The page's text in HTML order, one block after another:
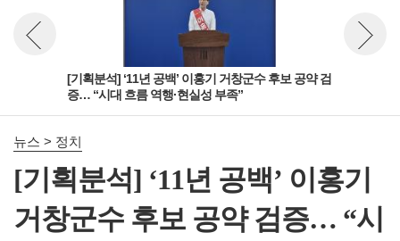
[기획분석] ‘11년 공백’ 이홍기 거창군수 후보 공약 검
증… “시대 흐름 역행·현실성 부족”
뉴스 이전보기
뉴스 > 정치
[기획분석] ‘11년 공백’ 이홍기
거창군수 후보 공약 검증… “시